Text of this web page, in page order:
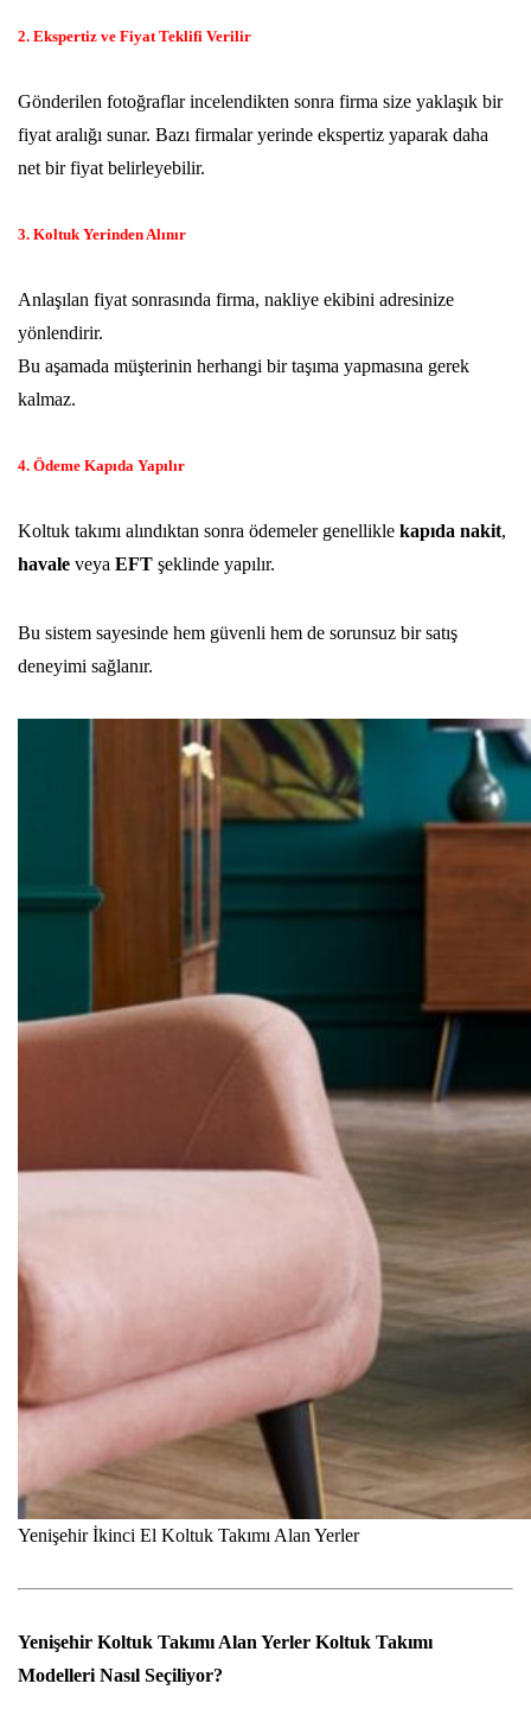
2. Ekspertiz ve Fiyat Teklifi Verilir
Gönderilen fotoğraflar incelendikten sonra firma size yaklaşık bir
fiyat aralığı sunar. Bazı firmalar yerinde ekspertiz yaparak daha
net bir fiyat belirleyebilir.
3. Koltuk Yerinden Alınır
Anlaşılan fiyat sonrasında firma, nakliye ekibini adresinize
yönlendirir.
Bu aşamada müşterinin herhangi bir taşıma yapmasına gerek
kalmaz.
4. Ödeme Kapıda Yapılır
Koltuk takımı alındıktan sonra ödemeler genellikle kapıda nakit,
havale veya EFT şeklinde yapılır.
Bu sistem sayesinde hem güvenli hem de sorunsuz bir satış
deneyimi sağlanır.
Yenişehir İkinci El Koltuk Takımı Alan Yerler
Yenişehir Koltuk Takımı Alan Yerler Koltuk Takımı
Modelleri Nasıl Seçiliyor?